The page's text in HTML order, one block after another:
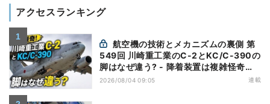
アクセスランキング
549回 川崎重工業のC-2とKC/C-390の
脚はなぜ違う? - 降着装置は複雑怪奇
(5)|軍用輸送機(10)
2026/08/04 09:05 連載